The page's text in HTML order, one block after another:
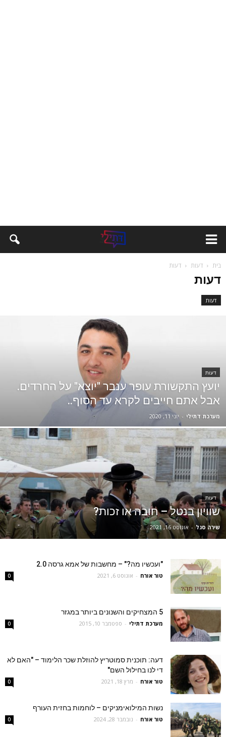
בית דעות דעות
דעות
דעות
דעות
יועץ התקשורת עופר ענבר "יוצא" על החרדים.
אבל אתם חייבים לקרא עד הסוף..
מערכת דתילי - יוני 11, 2020
דעות
שוויון בנטל – חובה או זכות?
שירה סגל - אוגוסט 16, 2021
"ועכשיו מה?" – מחשבות של אמא גרסה 2.0
טור אורח - אוגוסט 6, 2021 0
5 המצחיקים והשנונים ביותר במגזר
מערכת דתילי - ספטמבר 10, 2015 0
דעה: תוכנית סמוטריץ להוזלת שכר הלימוד – "האם לא
די לנו בחילול השם"
טור אורח - מרץ 18, 2021 0
נשות המילואימניקים – לוחמות בחזית העורף
טור אורח - נובמבר 28, 2024 0